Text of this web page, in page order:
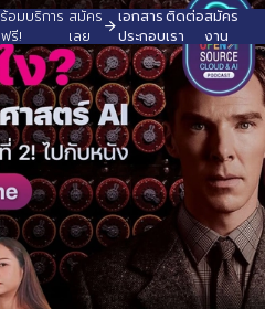
มบริการ
รี!
สมัคร
เลย
เอกสาร
ประกอบ
ติดต่อ
เรา
สมัคร
งาน